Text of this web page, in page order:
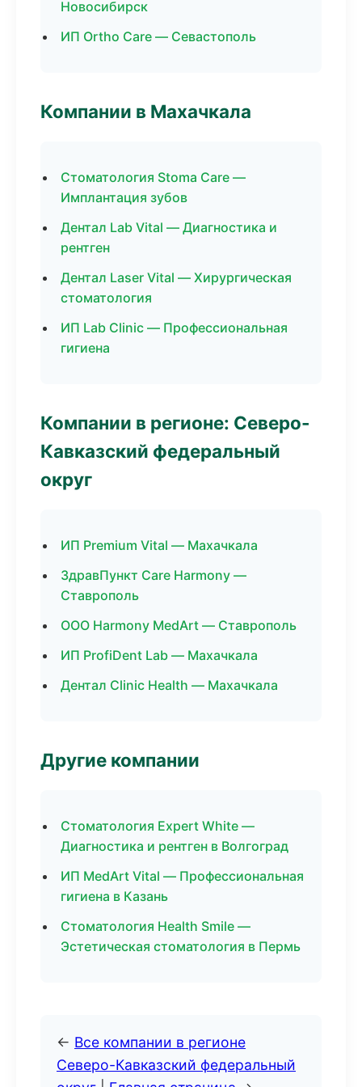
Новосибирск
ИП Ortho Care — Севастополь
Компании в Махачкала
Стоматология Stoma Care —
Имплантация зубов
Дентал Lab Vital — Диагностика и
рентген
Дентал Laser Vital — Хирургическая
стоматология
ИП Lab Clinic — Профессиональная
гигиена
Компании в регионе: Северо-
Кавказский федеральный
округ
ИП Premium Vital — Махачкала
ЗдравПункт Care Harmony —
Ставрополь
ООО Harmony MedArt — Ставрополь
ИП ProfiDent Lab — Махачкала
Дентал Clinic Health — Махачкала
Другие компании
Стоматология Expert White —
Диагностика и рентген в Волгоград
ИП MedArt Vital — Профессиональная
гигиена в Казань
Стоматология Health Smile —
Эстетическая стоматология в Пермь
← Все компании в регионе
Северо-Кавказский федеральный